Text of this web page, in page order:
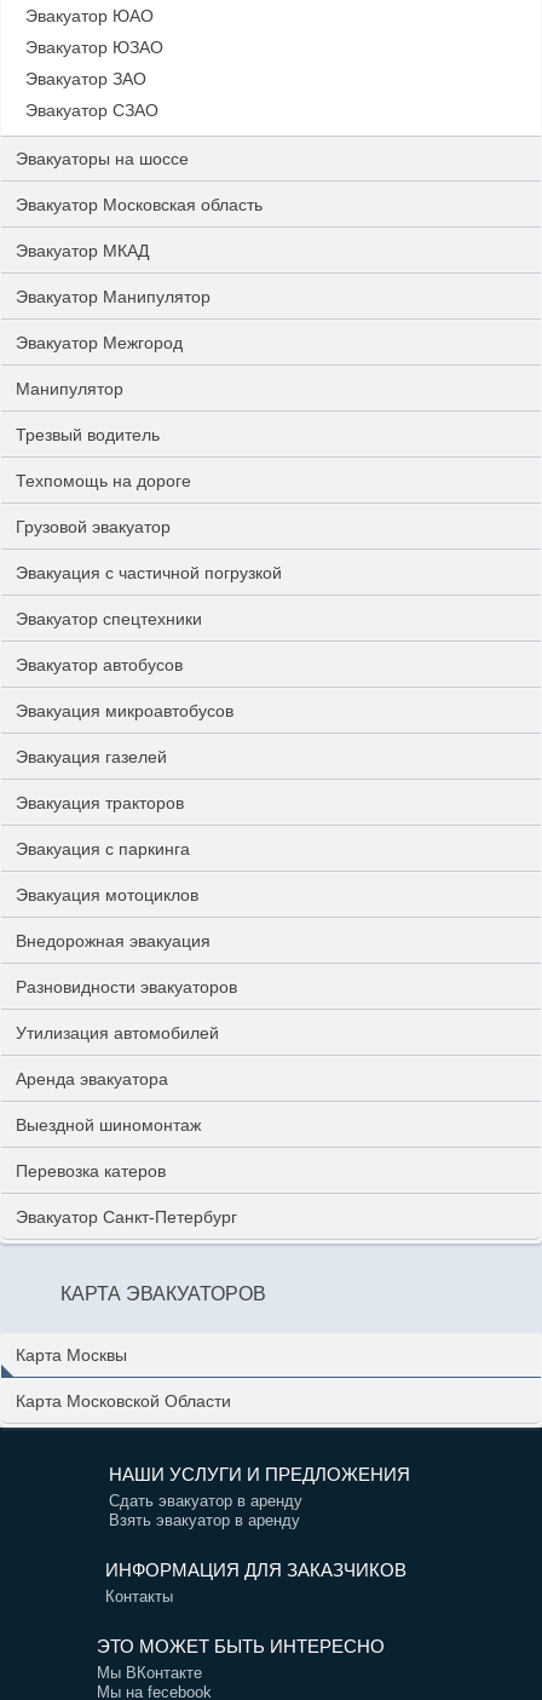
Эвакуатор ЮАО
Эвакуатор ЮЗАО
Эвакуатор ЗАО
Эвакуатор СЗАО
Эвакуаторы на шоссе
Эвакуатор Московская область
Эвакуатор МКАД
Эвакуатор Манипулятор
Эвакуатор Межгород
Манипулятор
Трезвый водитель
Техпомощь на дороге
Грузовой эвакуатор
Эвакуация с частичной погрузкой
Эвакуатор спецтехники
Эвакуатор автобусов
Эвакуация микроавтобусов
Эвакуация газелей
Эвакуация тракторов
Эвакуация с паркинга
Эвакуация мотоциклов
Внедорожная эвакуация
Разновидности эвакуаторов
Утилизация автомобилей
Аренда эвакуатора
Выездной шиномонтаж
Перевозка катеров
Эвакуатор Санкт-Петербург
КАРТА ЭВАКУАТОРОВ
Карта Москвы
Карта Московской Области
НАШИ УСЛУГИ И ПРЕДЛОЖЕНИЯ
Сдать эвакуатор в аренду
Взять эвакуатор в аренду
ИНФОРМАЦИЯ ДЛЯ ЗАКАЗЧИКОВ
Контакты
ЭТО МОЖЕТ БЫТЬ ИНТЕРЕСНО
Мы ВКонтакте
Мы на fecebook